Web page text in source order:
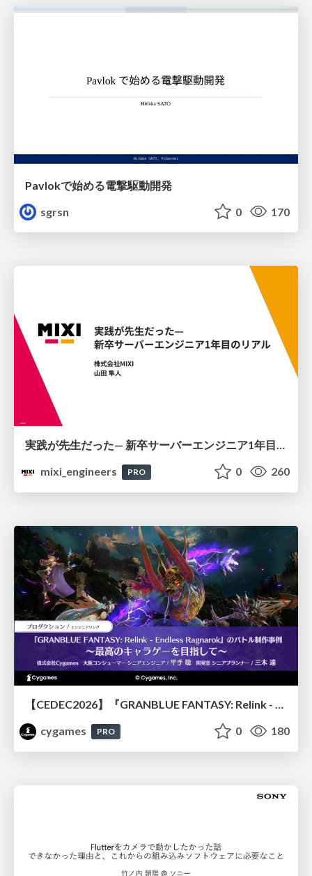
Pavlokで始める電撃駆動開発
sgrsn
0 170
実践が先生だった— 新卒サーバーエンジニア1年目のリアル
mixi_engineers
PRO 0 260
【CEDEC2026】『GRANBLUE FANTASY: Relink - Endless Ragnarok』のバトル制作事例 ～最高のキャラゲーを目指して～
cygames
PRO 0 180